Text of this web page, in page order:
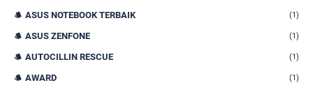
ASUS NOTEBOOK TERBAIK (1)
ASUS ZENFONE (1)
AUTOCILLIN RESCUE (1)
AWARD (1)